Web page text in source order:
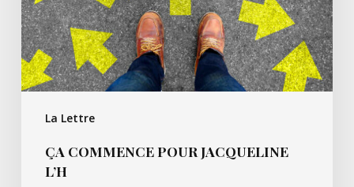
La Lettre
ÇA COMMENCE POUR JACQUELINE
L’H